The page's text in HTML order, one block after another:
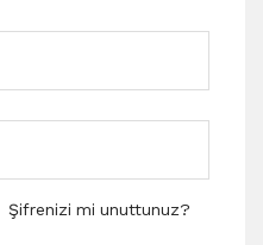
Şifrenizi mi unuttunuz?